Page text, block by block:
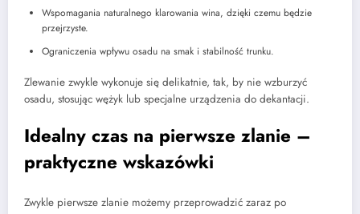
Wspomagania naturalnego klarowania wina, dzięki czemu będzie
przejrzyste.
Ograniczenia wpływu osadu na smak i stabilność trunku.
Zlewanie zwykle wykonuje się delikatnie, tak, by nie wzburzyć
osadu, stosując wężyk lub specjalne urządzenia do dekantacji.
Idealny czas na pierwsze zlanie –
praktyczne wskazówki
Zwykle pierwsze zlanie możemy przeprowadzić zaraz po